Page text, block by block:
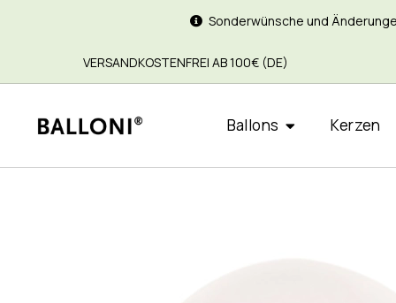
Sonderwünsche und
VERSANDKOSTENFREI AB 100€ (DE)
Ballons Kerzen